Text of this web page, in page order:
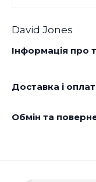
David Jones
Інформація про
Доставка і
Обмін та